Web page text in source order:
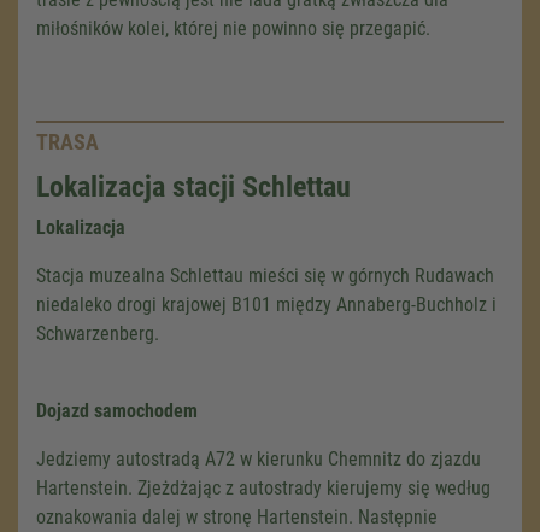
miłośników kolei, której nie powinno się przegapić.
TRASA
Lokalizacja stacji Schlettau
Lokalizacja
Stacja muzealna Schlettau mieści się w górnych Rudawach
niedaleko drogi krajowej B101 między Annaberg-Buchholz i
Schwarzenberg.
Dojazd samochodem
Jedziemy autostradą A72 w kierunku Chemnitz do zjazdu
Hartenstein. Zjeżdżając z autostrady kierujemy się według
oznakowania dalej w stronę Hartenstein. Następnie